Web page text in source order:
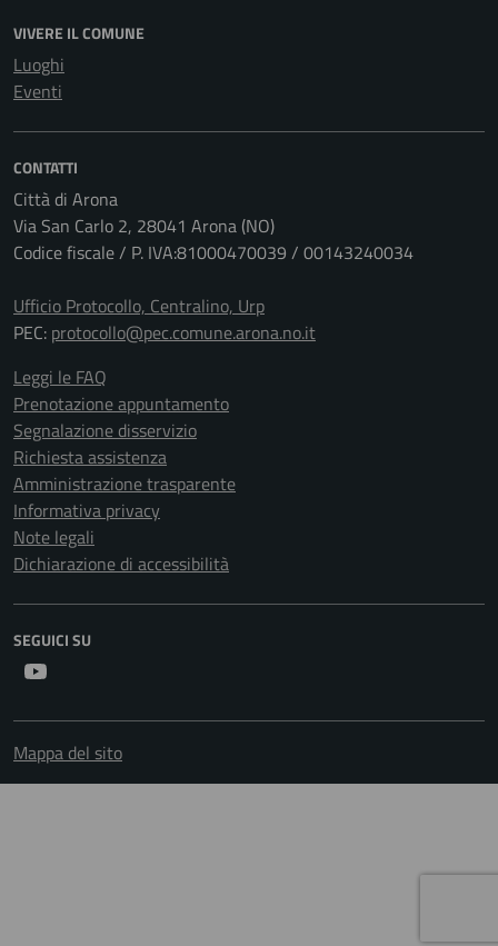
VIVERE IL COMUNE
Luoghi
Eventi
CONTATTI
Città di Arona
Via San Carlo 2, 28041 Arona (NO)
Codice fiscale / P. IVA:81000470039 / 00143240034
Ufficio Protocollo, Centralino, Urp
PEC: protocollo@pec.comune.arona.no.it
Leggi le FAQ
Prenotazione appuntamento
Segnalazione disservizio
Richiesta assistenza
Amministrazione trasparente
Informativa privacy
Note legali
Dichiarazione di accessibilità
SEGUICI SU
Mappa del sito